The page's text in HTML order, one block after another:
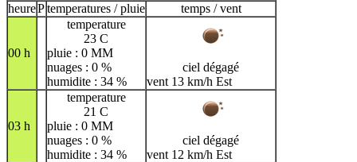
heurePtemperatures / pluie temps / vent
00 h
temperature
23 C
pluie : 0 MM
nuages : 0 %
humidite : 34 %
ciel dégagé
vent 13 km/h Est
03 h
temperature
21 C
pluie : 0 MM
nuages : 0 %
humidite : 34 %
ciel dégagé
vent 12 km/h Est